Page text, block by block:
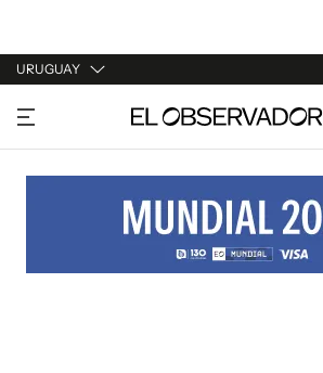
URUGUAY
URUGUAY
ARGENTINA
ESTADOS UNIDOS